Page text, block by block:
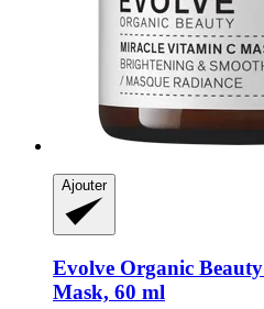
Ajouter
Evolve Organic Beauty
Mask, 60 ml